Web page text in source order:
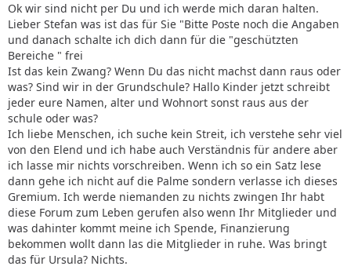
Ok wir sind nicht per Du und ich werde mich daran halten.
Lieber Stefan was ist das für Sie "Bitte Poste noch die Angaben
und danach schalte ich dich dann für die "geschützten
Bereiche " frei
Ist das kein Zwang? Wenn Du das nicht machst dann raus oder
was? Sind wir in der Grundschule? Hallo Kinder jetzt schreibt
jeder eure Namen, alter und Wohnort sonst raus aus der
schule oder was?
Ich liebe Menschen, ich suche kein Streit, ich verstehe sehr viel
von den Elend und ich habe auch Verständnis für andere aber
ich lasse mir nichts vorschreiben. Wenn ich so ein Satz lese
dann gehe ich nicht auf die Palme sondern verlasse ich dieses
Gremium. Ich werde niemanden zu nichts zwingen Ihr habt
diese Forum zum Leben gerufen also wenn Ihr Mitglieder und
was dahinter kommt meine ich Spende, Finanzierung
bekommen wollt dann las die Mitglieder in ruhe. Was bringt
das für Ursula? Nichts.